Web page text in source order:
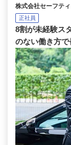
株式会社セーフテ
正社員
8割が未経験ス
のない働き方で